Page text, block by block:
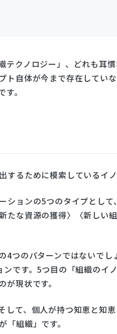
テクノロジー」、どれも耳
ト自体が今まで存在してい
。
るために模索しているイノ
ションの5つのタイプとして
たな資源の獲得〉〈新しい
4つのパターンではないでし
です。5つ目の「組織のイ
現状です。
て、個人が持つ知恵と知
組織」です。